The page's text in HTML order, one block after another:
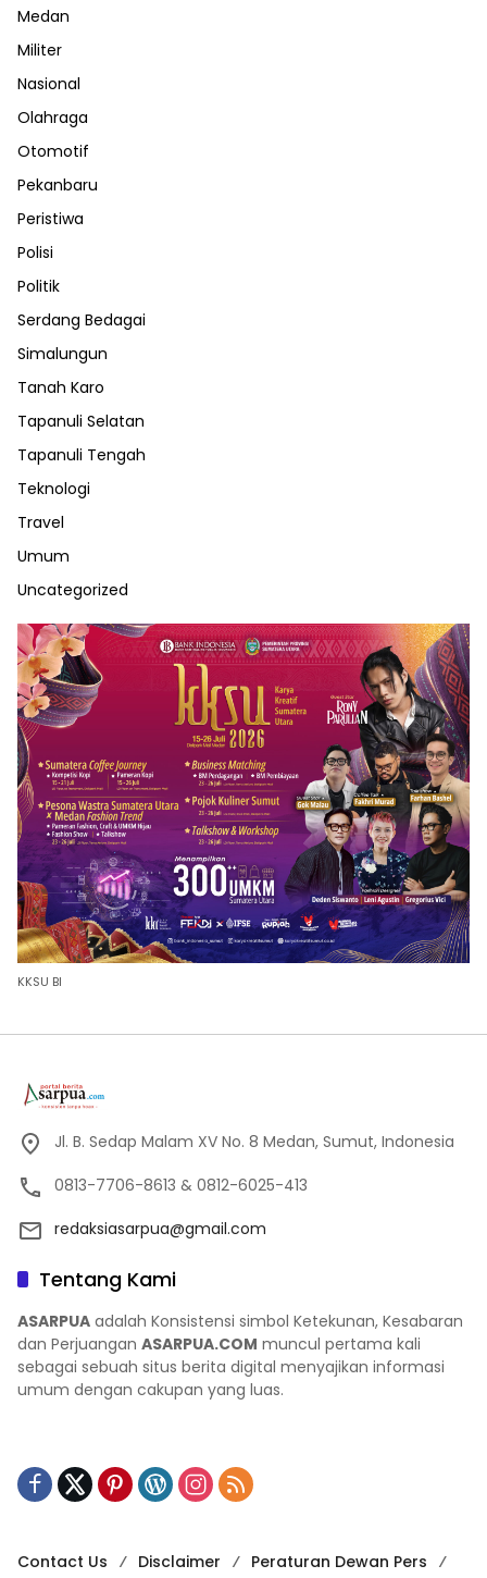
Medan
Militer
Nasional
Olahraga
Otomotif
Pekanbaru
Peristiwa
Polisi
Politik
Serdang Bedagai
Simalungun
Tanah Karo
Tapanuli Selatan
Tapanuli Tengah
Teknologi
Travel
Umum
Uncategorized
KKSU BI
Jl. B. Sedap Malam XV No. 8 Medan, Sumut, Indonesia
0813-7706-8613 & 0812-6025-413
redaksiasarpua@gmail.com
Tentang Kami
ASARPUA adalah Konsistensi simbol Ketekunan, Kesabaran
dan Perjuangan ASARPUA.COM muncul pertama kali
sebagai sebuah situs berita digital menyajikan informasi
umum dengan cakupan yang luas.
Contact Us Disclaimer Peraturan Dewan Pers